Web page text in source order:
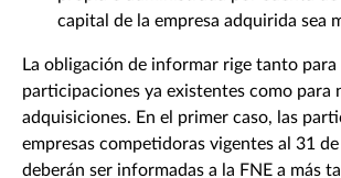
capital de la empresa adquirida sea
La obligación de informar rige tanto para
participaciones ya existentes como para
adquisiciones. En el primer caso, las
empresas competidoras vigentes al 31
deberán ser informadas a la FNE a más